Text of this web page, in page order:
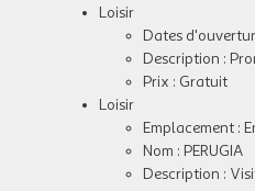
Loisir
Dates
Description :
Prix : Gratuit
Loisir
Emplacement :
Nom : PERUGIA
Description :